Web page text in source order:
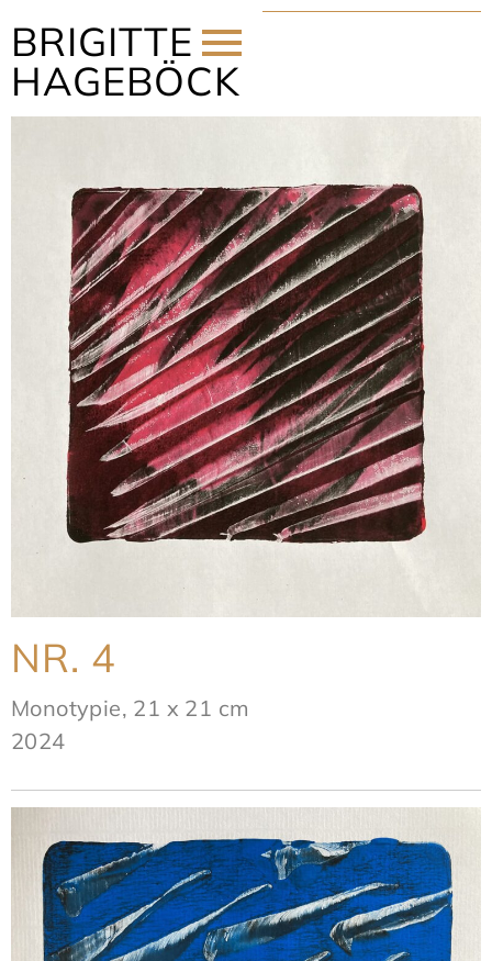
BRIGITTE
HAGEBÖCK
NR. 4
Monotypie, 21 x 21 cm
2024